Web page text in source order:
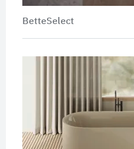
BetteSelect